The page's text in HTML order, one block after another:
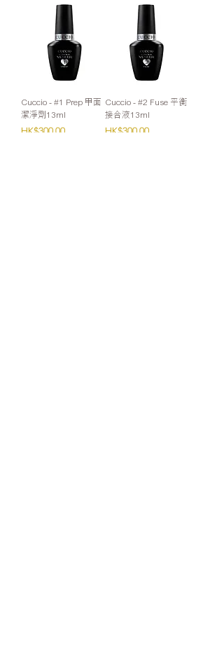
Cuccio - #1 Prep 甲面
潔淨劑13ml
價格
HK$300.00
Cuccio - #2 Fuse 平衡
接合液13ml
價格
HK$300.00